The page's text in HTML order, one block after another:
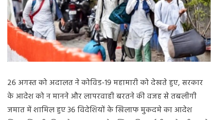
26 अगस्तकोअदालतनेकोविड-19महामारीकोदेखतेहुए,सरकार
केआदेशकोनमाननेऔरलापरवाहीबरतनेकीवजहसेतबलीगी
जमातमेंशामिलहुए36विदेशियोंकेखिलाफमुकदमेकाआदेश